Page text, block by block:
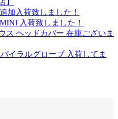
】
加入荷致しました！
入荷致しました！
ス ヘッドカバー 在庫ございま
イラルグローブ 入荷してま